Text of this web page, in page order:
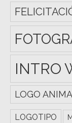
INTRO
LOGO
LOGOTIPO